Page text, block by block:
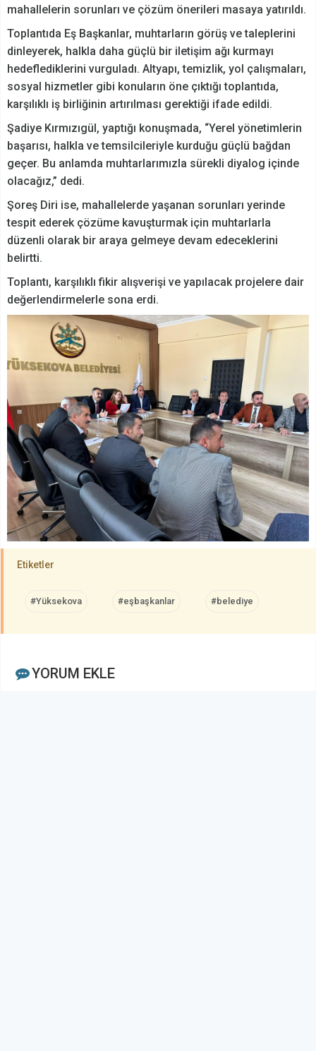
mahallelerin sorunları ve çözüm önerileri masaya yatırıldı.
Toplantıda Eş Başkanlar, muhtarların görüş ve taleplerini
dinleyerek, halkla daha güçlü bir iletişim ağı kurmayı
hedeflediklerini vurguladı. Altyapı, temizlik, yol çalışmaları,
sosyal hizmetler gibi konuların öne çıktığı toplantıda,
karşılıklı iş birliğinin artırılması gerektiği ifade edildi.
Şadiye Kırmızıgül, yaptığı konuşmada, “Yerel yönetimlerin
başarısı, halkla ve temsilcileriyle kurduğu güçlü bağdan
geçer. Bu anlamda muhtarlarımızla sürekli diyalog içinde
olacağız,” dedi.
Şoreş Diri ise, mahallelerde yaşanan sorunları yerinde
tespit ederek çözüme kavuşturmak için muhtarlarla
düzenli olarak bir araya gelmeye devam edeceklerini
belirtti.
Toplantı, karşılıklı fikir alışverişi ve yapılacak projelere dair
değerlendirmelerle sona erdi.
Etiketler
#Yüksekova #eşbaşkanlar #belediye
YORUM EKLE